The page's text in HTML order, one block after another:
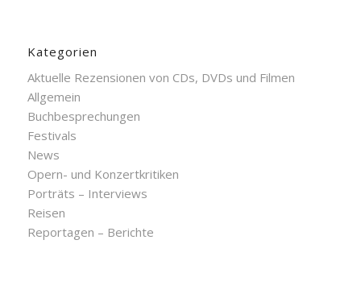
Kategorien
Aktuelle Rezensionen von CDs, DVDs und Filmen
Allgemein
Buchbesprechungen
Festivals
News
Opern- und Konzertkritiken
Porträts – Interviews
Reisen
Reportagen – Berichte